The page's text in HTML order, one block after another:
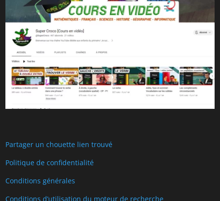
Partager un chouette lien trouvé
Politique de confidentialité
Conditions générales
Conditions d’utilisation du moteur de recherche